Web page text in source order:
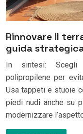
Rinnovare il
guida
In sintesi: Scegli
polipropilene per
Usa tappeti e stuoie
piedi nudi anche su
modernizzare